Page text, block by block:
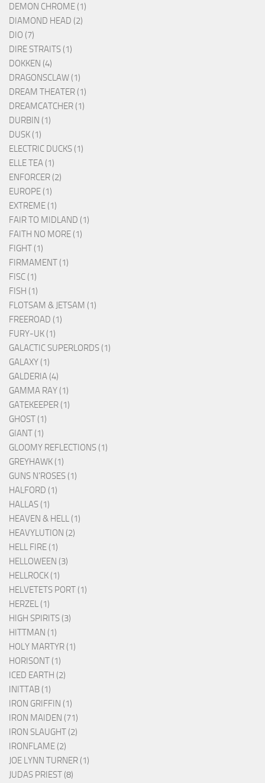
DEMON CHROME (1)
DIAMOND HEAD (2)
DIO (7)
DIRE STRAITS (1)
DOKKEN (4)
DRAGONSCLAW (1)
DREAM THEATER (1)
DREAMCATCHER (1)
DURBIN (1)
DUSK (1)
ELECTRIC DUCKS (1)
ELLE TEA (1)
ENFORCER (2)
EUROPE (1)
EXTREME (1)
FAIR TO MIDLAND (1)
FAITH NO MORE (1)
FIGHT (1)
FIRMAMENT (1)
FISC (1)
FISH (1)
FLOTSAM & JETSAM (1)
FREEROAD (1)
FURY-UK (1)
GALACTIC SUPERLORDS (1)
GALAXY (1)
GALDERIA (4)
GAMMA RAY (1)
GATEKEEPER (1)
GHOST (1)
GIANT (1)
GLOOMY REFLECTIONS (1)
GREYHAWK (1)
GUNS N'ROSES (1)
HALFORD (1)
HALLAS (1)
HEAVEN & HELL (1)
HEAVYLUTION (2)
HELL FIRE (1)
HELLOWEEN (3)
HELLROCK (1)
HELVETETS PORT (1)
HERZEL (1)
HIGH SPIRITS (3)
HITTMAN (1)
HOLY MARTYR (1)
HORISONT (1)
ICED EARTH (2)
INITTAB (1)
IRON GRIFFIN (1)
IRON MAIDEN (71)
IRON SLAUGHT (2)
IRONFLAME (2)
JOE LYNN TURNER (1)
JUDAS PRIEST (8)